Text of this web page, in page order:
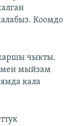
Коомдо
каршы чыкты.
мен мыйзам
кала